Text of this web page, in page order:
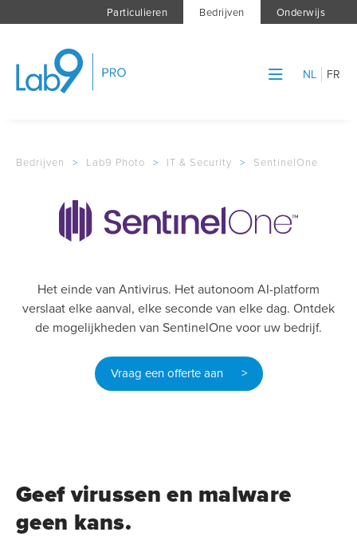
Particulieren Bedrijven Onderwijs
NL FR
Bedrijven > Lab9 Photo > IT & Security > SentinelOne
Het einde van Antivirus. Het autonoom AI-platform
verslaat elke aanval, elke seconde van elke dag. Ontdek
de mogelijkheden van SentinelOne voor uw bedrijf.
Vraag een offerte aan >
Geef virussen en malware
geen kans.